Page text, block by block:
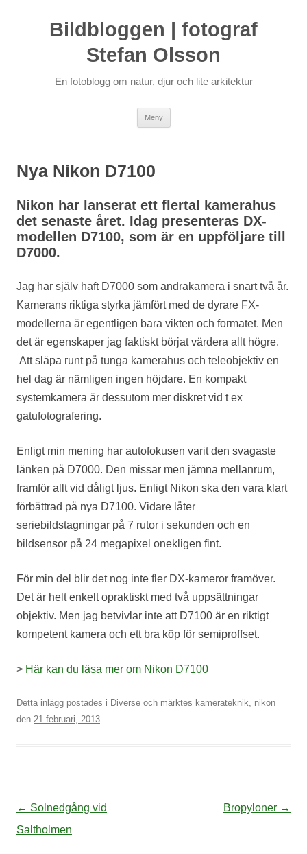
Bildbloggen | fotograf
Stefan Olsson
En fotoblogg om natur, djur och lite arkitektur
Meny
till
Nya Nikon D7100
Nikon har lanserat ett flertal kamerahus
det senaste året. Idag presenteras DX-
modellen D7100, som är en uppföljare till
D7000.
Jag har själv haft D7000 som andrakamera i snart två år.
Kamerans riktiga styrka jämfört med de dyrare FX-
modellerna är egentligen bara vikten och formatet. Men
det är egenskaper jag faktiskt börjat värdera allt högre.
Att släpa runt på tunga kamerahus och teleobjektiv en
hel dag är nämligen ingen höjdare. En kompakt
systemkamera är dessutom mer diskret vid t ex
gatufotografering.
Enligt min mening har autofokusen varit den svagaste
länken på D7000. Den missar men jämna mellanrum,
framför allt vid dåligt ljus. Enligt Nikon ska den vara klart
förbättrad på nya D7100. Vidare låter
seriebildstagningar på 7 rutor i sekunden och en
bildsensor på 24 megapixel onekligen fint.
För min del blir det nog inte fler DX-kameror framöver.
Det är helt enkelt opraktiskt med två uppsättningar
objektiv. Men jag betvivlar inte att D7100 är en riktigt
kompetent kamera och ett bra köp för semiproffset.
> Här kan du läsa mer om Nikon D7100
Detta inlägg postades i Diverse och märktes kamerateknik, nikon
den 21 februari, 2013.
Inläggsnavigering
← Solnedgång vid
Saltholmen
Bropyloner →